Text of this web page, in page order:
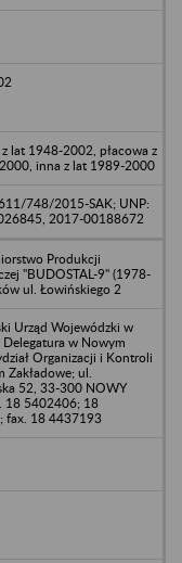
lat 1948-2002, płacowa z
inna z lat 1989-2000
748/2015-SAK; UNP:
2017-00188672
Produkcji
"BUDOSTAL-9" (1978-
ul. Łowińskiego 2
Urząd Wojewódzki w
Delegatura w Nowym
Organizacji i Kontroli
Zakładowe; ul.
52, 33-300 NOWY
18 5402406; 18
fax. 18 4437193